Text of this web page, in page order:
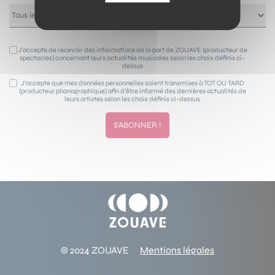
J’accepte de recevoir des informations de la part de ZOUAVE (producteur de
spectacles) concernant leurs actualités musicales selon les choix définis ci-
dessus
J’accepte que mes données personnelles soient transmises à TOT OU TARD
(producteur phonographique) afin d’être informé des dernières actualités de
leurs artistes selon les choix définis ci-dessus
© 2024 ZOUAVE Mentions légales